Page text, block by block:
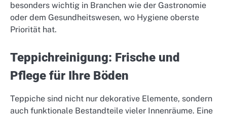
besonders wichtig in Branchen wie der Gastronomie
oder dem Gesundheitswesen, wo Hygiene oberste
Priorität hat.
Teppichreinigung: Frische und
Pflege für Ihre Böden
Teppiche sind nicht nur dekorative Elemente, sondern
auch funktionale Bestandteile vieler Innenräume. Eine